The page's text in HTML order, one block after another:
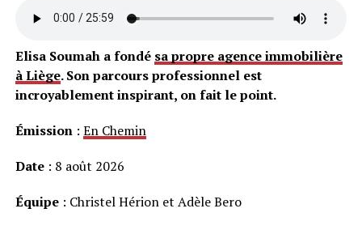
Elisa Soumah a fondé sa propre agence immobilière
à Liège. Son parcours professionnel est
incroyablement inspirant, on fait le point.
Émission: En Chemin
Date: 8 août 2026
Équipe: Christel Hérion et Adèle Bero